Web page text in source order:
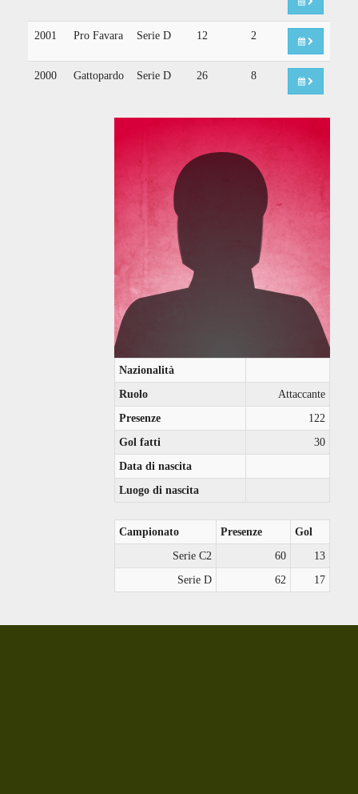
2001 Pro Favara Serie D 12 2
2000 Gattopardo Serie D 26 8
Nazionalità
Ruolo
Attaccante
Presenze
122
Gol fatti
30
Data di nascita
Luogo di nascita
Campionato Presenze
Gol
Serie C2
60
13
Serie D
62 17